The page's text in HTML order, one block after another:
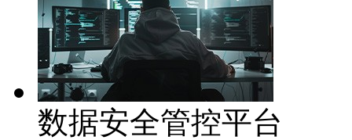
数据安全管控平台